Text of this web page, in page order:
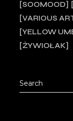
SOOMOOD
VARIOUS
YELLOW
ŻYWIOŁAK